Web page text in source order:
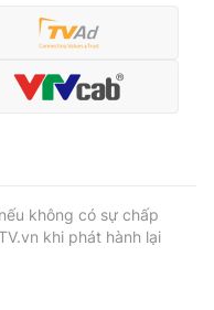
không có sự chấp
khi phát hành lại